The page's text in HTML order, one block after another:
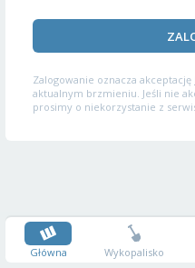
Zalogowanie oznacza akceptację
aktualnym brzmieniu. Jeśli nie
prosimy o niekorzystanie z
Główna Wykopalisko